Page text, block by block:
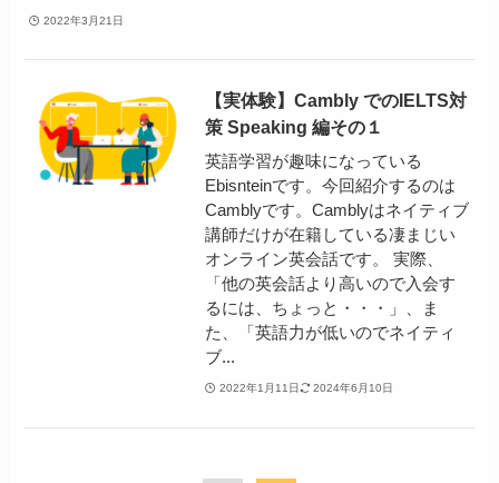
2022年3月21日
【実体験】Cambly でのIELTS対
策 Speaking 編その１
英語学習が趣味になっている
Ebisnteinです。今回紹介するのは
Camblyです。Camblyはネイティブ
講師だけが在籍している凄まじい
オンライン英会話です。 実際、
「他の英会話より高いので入会す
るには、ちょっと・・・」、ま
た、「英語力が低いのでネイティ
ブ...
2022年1月11日 2024年6月10日